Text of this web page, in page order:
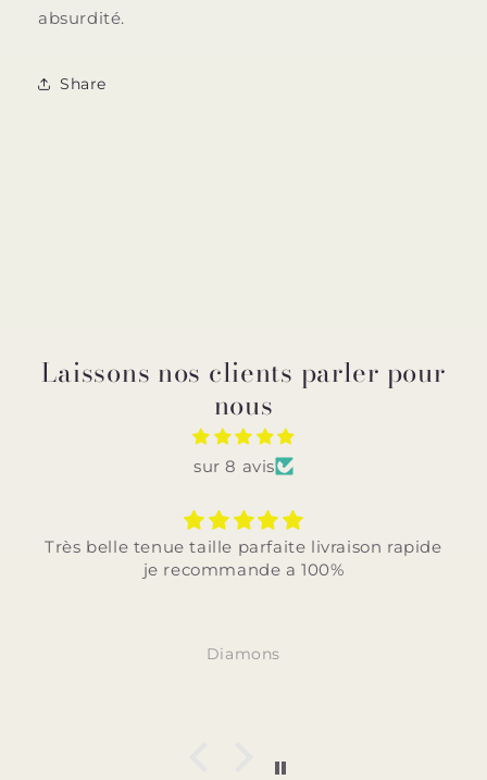
absurdité.
Share
Laissons nos clients parler pour
nous
sur 8 avis
Très belle tenue taille parfaite livraison rapide
je recommande a 100%
Diamons